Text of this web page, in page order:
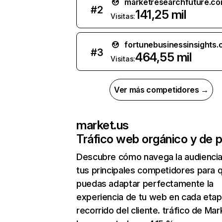
#2
Visitas:141,25 mil
#3
Visitas:464,55 mil
Ver más competidores →
market.us
Tráfico web orgánico y de
Descubre cómo navega la
tus principales competidores para
puedas adaptar perfectamente la
experiencia de tu web en cada
recorrido del cliente. tráfico de